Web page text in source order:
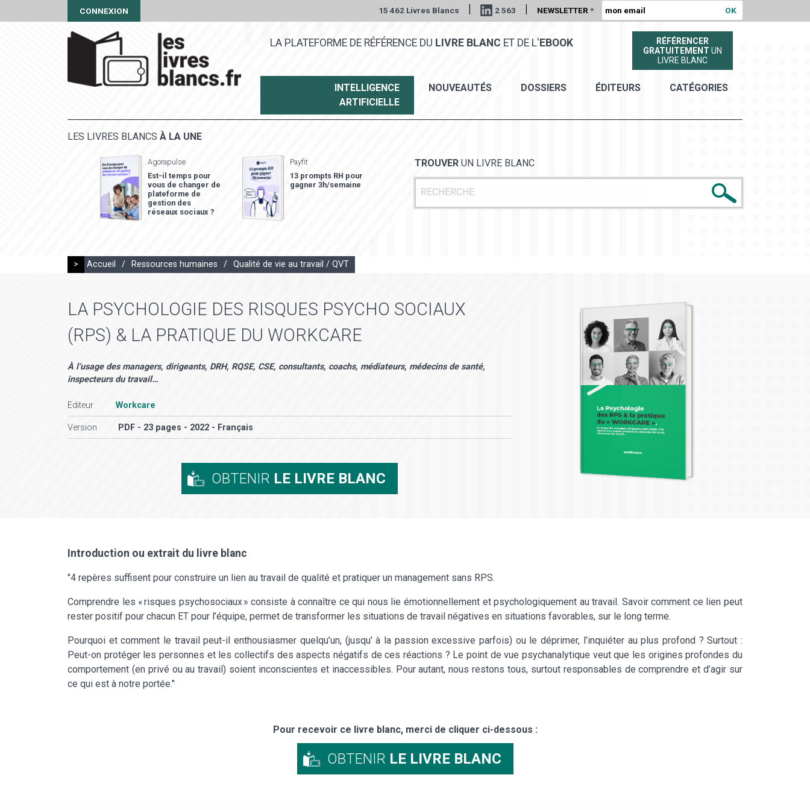
CONNEXION 15 462 Livres Blancs | 2 563 | NEWSLETTER *
LA PLATEFORME DE RÉFÉRENCE DU LIVRE BLANC ET DE L' EBOOK
RÉFÉRENCER
GRATUITEMENT UN
LIVRE BLANC
INTELLIGENCE
ARTIFICIELLE
NOUVEAUTÉS DOSSIERS ÉDITEURS CATÉGORIES
LES LIVRES BLANCS À LA UNE
Agorapulse
Est-il temps pour
vous de changer de
plateforme de
gestion des
réseaux sociaux ?
Payfit
13 prompts RH pour
gagner 3h/semaine
TROUVER UN LIVRE BLANC
> Accueil / Ressources humaines / Qualité de vie au travail / QVT
LA PSYCHOLOGIE DES RISQUES PSYCHO SOCIAUX
(RPS) & LA PRATIQUE DU WORKCARE
À l’usage des managers, dirigeants, DRH, RQSE, CSE, consultants, coachs, médiateurs, médecins de santé,
inspecteurs du travail…
Editeur Workcare
Version PDF - 23 pages - 2022 - Français
OBTENIR LE LIVRE BLANC
Introduction ou extrait du livre blanc
"4 repères suffisent pour construire un lien au travail de qualité et pratiquer un management sans RPS.
Comprendre les « risques psychosociaux » consiste à connaître ce qui nous lie émotionnellement et psychologiquement au travail. Savoir comment ce lien peut
rester positif pour chacun ET pour l’équipe, permet de transformer les situations de travail négatives en situations favorables, sur le long terme.
Pourquoi et comment le travail peut-il enthousiasmer quelqu’un, (jusqu’ à la passion excessive parfois) ou le déprimer, l’inquiéter au plus profond ? Surtout :
Peut-on protéger les personnes et les collectifs des aspects négatifs de ces réactions ? Le point de vue psychanalytique veut que les origines profondes du
comportement (en privé ou au travail) soient inconscientes et inaccessibles. Pour autant, nous restons tous, surtout responsables de comprendre et d’agir sur
ce qui est à notre portée."
Pour recevoir ce livre blanc, merci de cliquer ci-dessous :
OBTENIR LE LIVRE BLANC